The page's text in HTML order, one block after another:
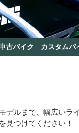
古バイク カスタムバ
ルまで、幅広いラ
見つけてください！